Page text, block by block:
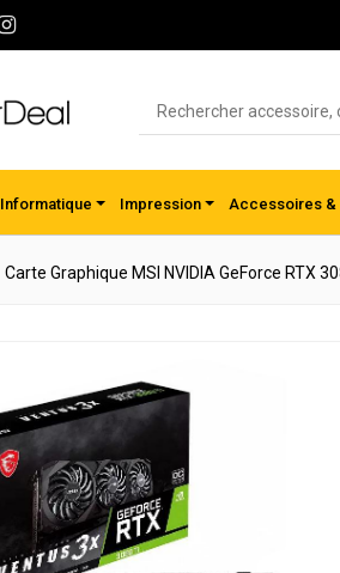
Informatique Impression Accessoires
Carte Graphique MSI NVIDIA GeForce RTX